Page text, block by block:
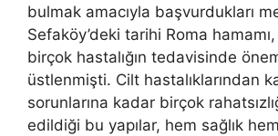
bulmak amacıyla başvurdukları
Sefaköy’deki tarihi Roma
birçok hastalığın tedavisinde
üstlenmişti. Cilt hastalıklarından
sorunlarına kadar birçok
edildiği bu yapılar, hem sağlık